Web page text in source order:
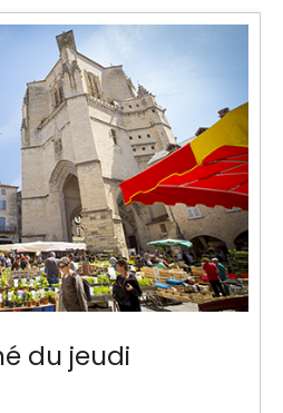
du jeudi